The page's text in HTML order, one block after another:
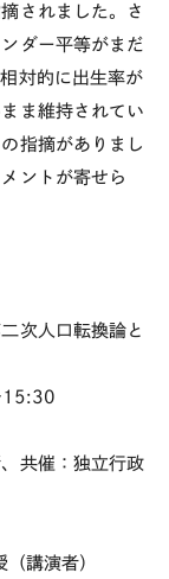
されました。さ
ダー平等がまだ
対的に出生率が
ま維持されてい
指摘がありまし
ントが寄せら
次人口転換論と
15:30
共催：独立行政
講演者）